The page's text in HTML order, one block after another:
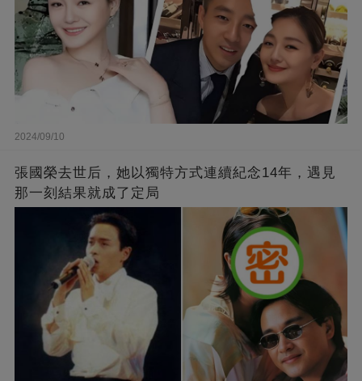
2024/09/10
張國榮去世后，她以獨特方式連續紀念14年，遇見
那一刻結果就成了定局